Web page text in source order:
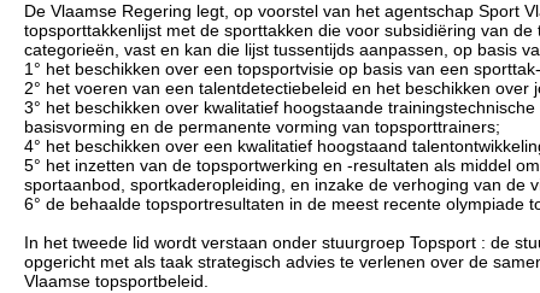
De Vlaamse Regering legt, op voorstel van het agentschap Sport
topsporttakkenlijst met de sporttakken die voor subsidiëring van
categorieën, vast en kan die lijst tussentijds aanpassen, op basis
1° het beschikken over een topsportvisie op basis van een
2° het voeren van een talentdetectiebeleid en het beschikken over
3° het beschikken over kwalitatief hoogstaande
basisvorming en de permanente vorming van topsporttrainers;
4° het beschikken over een kwalitatief hoogstaand
5° het inzetten van de topsportwerking en -resultaten als middel
sportaanbod, sportkaderopleiding, en inzake de verhoging van de
6° de behaalde topsportresultaten in de meest recente olympiade
In het tweede lid wordt verstaan onder stuurgroep Topsport : de
opgericht met als taak strategisch advies te verlenen over de
Vlaamse topsportbeleid.